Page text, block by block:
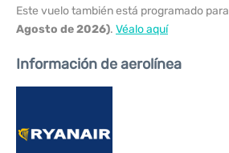
Este vuelo también está programado para
Agosto de 2026). Véalo aquí
Información de aerolínea